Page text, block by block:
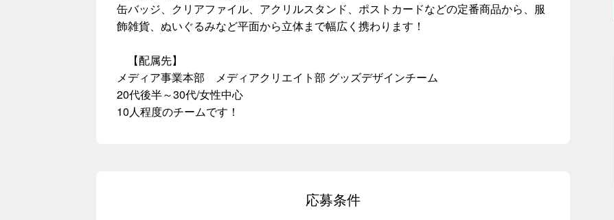
缶バッジ、クリアファイル、アクリルスタンド、ポストカードなどの定番商品から、服
飾雑貨、ぬいぐるみなど平面から立体まで幅広く携わります！
【配属先】
メディア事業本部 メディアクリエイト部 グッズデザインチーム
20代後半～30代/女性中心
10人程度のチームです！
応募条件